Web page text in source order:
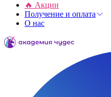
🔥 Акции
Получение и оплата
О нас